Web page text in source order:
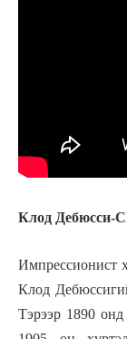
Клод Дебюсси-
Импрессионист
Клод
Тэрээр 1890